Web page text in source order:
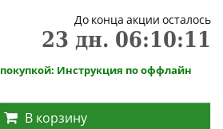
До конца акции осталось
23 дн. 06:10:11
Инструкция по оффлайн
В корзину